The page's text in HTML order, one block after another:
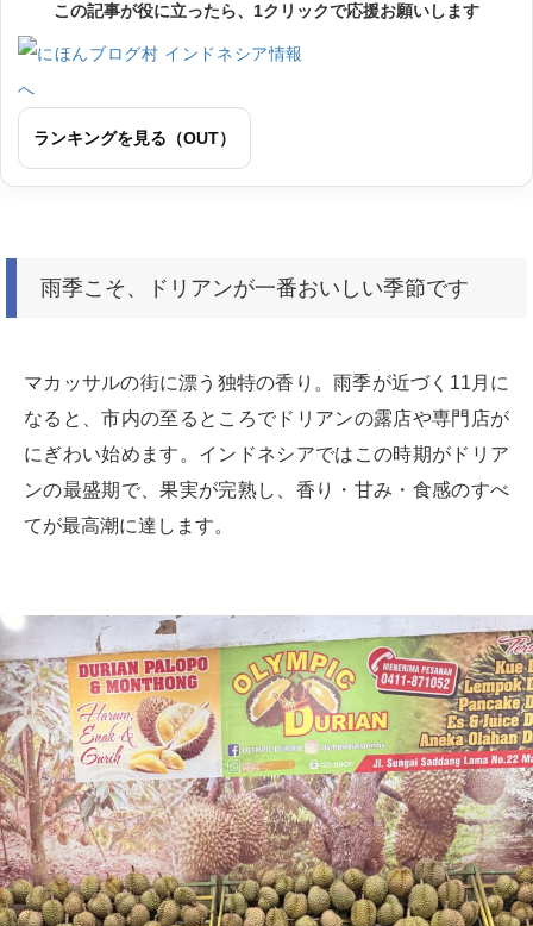
この記事が役に立ったら、1クリックで応援お願いします
ランキングを見る（OUT）
雨季こそ、ドリアンが一番おいしい季節です
マカッサルの街に漂う独特の香り。雨季が近づく11月に
なると、市内の至るところでドリアンの露店や専門店が
にぎわい始めます。インドネシアではこの時期がドリア
ンの最盛期で、果実が完熟し、香り・甘み・食感のすべ
てが最高潮に達します。